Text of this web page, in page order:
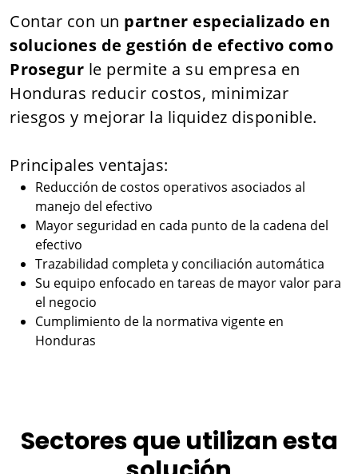
Contar con un partner especializado en
soluciones de gestión de efectivo como
Prosegur le permite a su empresa en
Honduras reducir costos, minimizar
riesgos y mejorar la liquidez disponible.
Principales ventajas:
Reducción de costos operativos asociados al
manejo del efectivo
Mayor seguridad en cada punto de la cadena del
efectivo
Trazabilidad completa y conciliación automática
Su equipo enfocado en tareas de mayor valor para
el negocio
Cumplimiento de la normativa vigente en
Honduras
Sectores que utilizan esta